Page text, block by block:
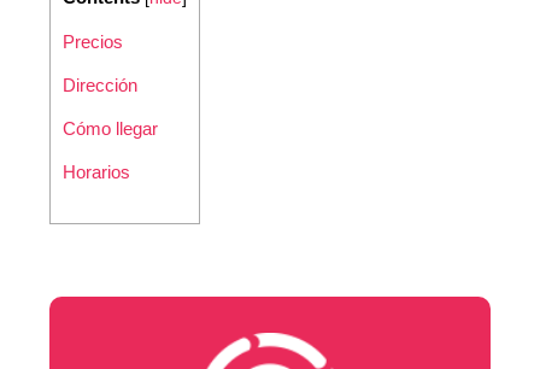
Precios
Dirección
Cómo llegar
Horarios